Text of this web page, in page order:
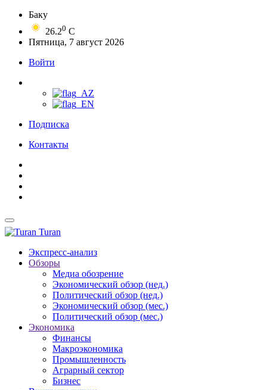
Баку
26.20 C
Пятница, 7 август 2026
Войти
Подписка
Контакты
Turan
Экспресс-анализ
Обзоры
Медиа обозрение
Экономический обзор (нед.)
Политический обзор (нед.)
Экономический обзор (мес.)
Политический обзор (мес.)
Экономика
Финансы
Макроэкономика
Промышленность
Аграрный сектор
Бизнес